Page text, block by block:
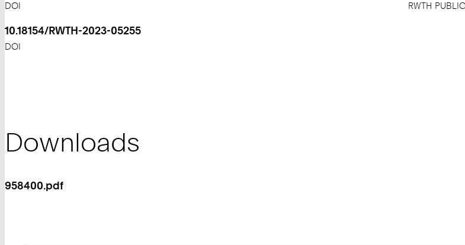
DOI
10.18154/RWTH-2023-05255
DOI
RWTH
Downloads
958400.pdf